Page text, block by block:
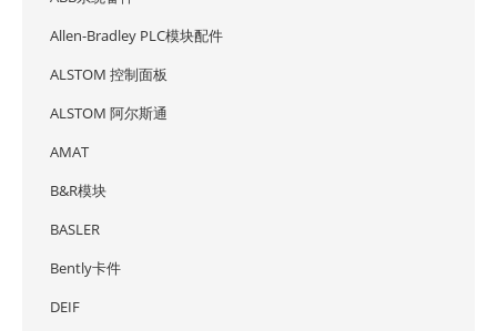
Allen-Bradley PLC模块配件
ALSTOM 控制面板
ALSTOM 阿尔斯通
AMAT
B&R模块
BASLER
Bently卡件
DEIF